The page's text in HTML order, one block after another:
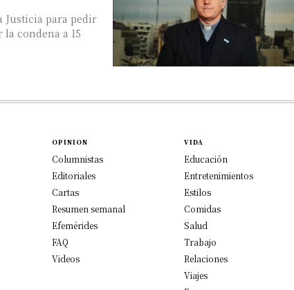
Justicia para pedir
condena a 15
OPINION
Columnistas
Editoriales
Cartas
Resumen semanal
Efemérides
FAQ
Videos
VIDA
Educación
Entretenimientos
Estilos
Comidas
Salud
Trabajo
Relaciones
Viajes